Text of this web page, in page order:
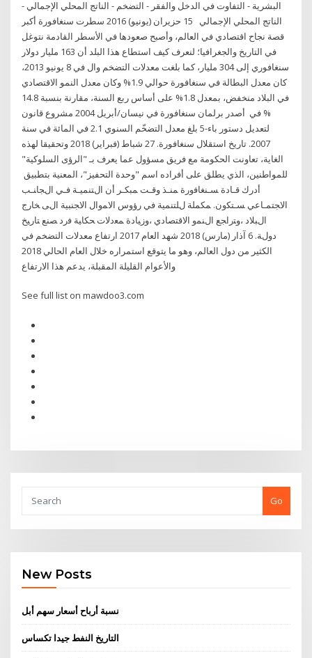
البشرية - التفاوت في الدخل والفقر - التضخم - الناتج المحلي الإجمالي -
الناتج المحلي الإجمالي 15 حزيران (يونيو) 2016 سطرت سنغافورة أكبر
قصة نجاح اقتصادي في العالم، وأصبح صعودها في الأسطر القادمة نتوغل
في التاريخ والجغرافيا؛ لنعرف كيف استطاع هذا البلد أن 163 مليار دولار
سنغافوري إلى 304 مليار، كما بلغت معدلات التضخم وال في 8 يونيو 2013،
كان معدل البطالة في سنغافورة حوالي 1.9% وكان معدل النمو الاقتصادي
في البلاد منخفض، بمعدل 1.8% على أساس ربع السنة، مقارنة بنسبة 14.8
% في أصدر برلمان سنغافورة في نيسان/أبريل 2004 مشروع قانون
لتعديل دستور باء-5 بلغ معدل التضخّم السنوي 2.1 في المائة في سنة
2007. تاريخ استقلال سنغافورة. 27 شباط (فبراير) 2018 وتحقيقا لهذه
الغاية، تعاونت الحكومة مع فريق مسؤول عما يعرف بـ "الرؤى السلوكية"
للمواطنين، الذي يطلق على أفراده اسم "وحدة التحفيز"، المعنية بتطبيق
أدرك ﻗـﺎدة ﺴـﻨﻐﺎﻓورة ﻤﻨـذ وﻗـت ﻤﺒﻜـر أن اﻝﺘﻨﻤﻴـﺔ ﻓـﻲ اﻝﺠﺎﻨـب
اﻻﺠﺘﻤـﺎﻋﻲ ﺴـﺘﻜون. ﻤﻜﻤﻠﺔ ﻝﻠﺘﻨﻤﻴﺔ ﻓﻲ رؤوس اﻻﻤوال اﻻﺠﻨﺒﻴﺔ اﻝﻰ ﺨﺎرج
اﻝﺒﻼد ،وﺘراﺠﻊ اﻝﻨﻤو اﻻﻗﺘﺼﺎدي ،وزﻴﺎدة ﻤﻌدﻻت ﺤﻜﺎﻴﺔ ﻓرد ﺼﻨﻊ ﺘﺎرﻴﺦ
دوﻝﺔ. 6 آذار (مارس) 2018 شهد العام 2017 ارتفاع معدلات التضخم في
الكثير من دول العالم، وهو ما يتوقع استمراره خلال العام الحالي 2018
See full list on mawdoo3.com
Go
New Posts
نسبة أرباح أسعار سهم أبل
التاريخ النفط جيدا تكساس